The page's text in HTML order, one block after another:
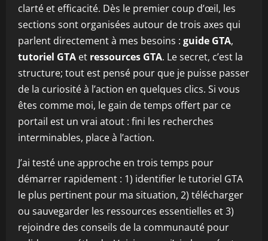
clarté et efficacité. Dès le premier coup d’œil, les
sections sont organisées autour de trois axes qui
parlent directement à mes besoins : guide GTA,
tutoriel GTA et ressources GTA. Le secret, c’est la
structure; tout est pensé pour que je puisse passer
de la curiosité à l’action en quelques clics. Si vous
êtes comme moi, le gain de temps offert par ce
portail est un vrai atout : fini les recherches
interminables, place à l’action.
J’ai testé une approche en trois temps pour
démarrer rapidement : 1) identifier le tutoriel GTA
le plus pertinent pour ma situation, 2) télécharger
ou sauvegarder les ressources essentielles et 3)
rejoindre des conseils de la communauté pour